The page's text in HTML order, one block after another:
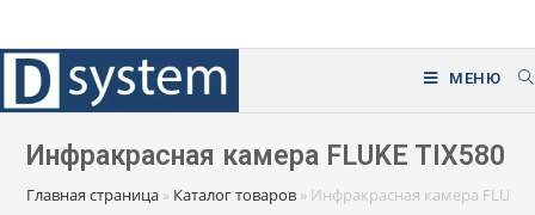
к
содержимому
МЕНЮ
Инфракрасная камера FLUKE TIX580
Главная страница » Каталог товаров » Инфракрасная камера FLUKE